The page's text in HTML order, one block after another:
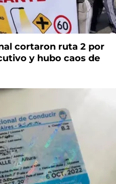
cortaron ruta 2 por
y hubo caos de